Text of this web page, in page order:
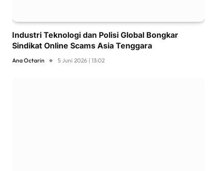
Industri Teknologi dan Polisi Global Bongkar
Sindikat Online Scams Asia Tenggara
Ana Octarin 5 Juni 2026 | 13:02